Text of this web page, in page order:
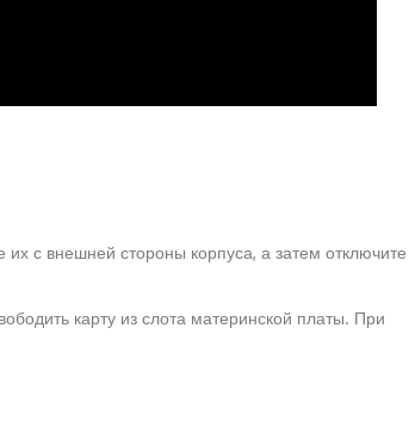
с внешней стороны корпуса, а затем отключите
карту из слота материнской платы. При